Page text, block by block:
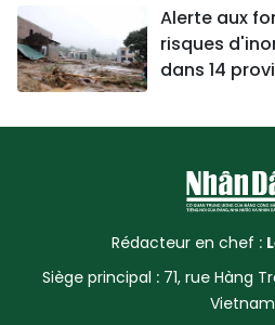
Alerte aux
risques
dans 14
Rédacteur en chef :
Siège principal : 71, rue Hàng
Vietnam